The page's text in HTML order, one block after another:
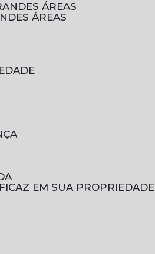
ÁREAS
ÁREAS
EM SUA PROPRIEDADE